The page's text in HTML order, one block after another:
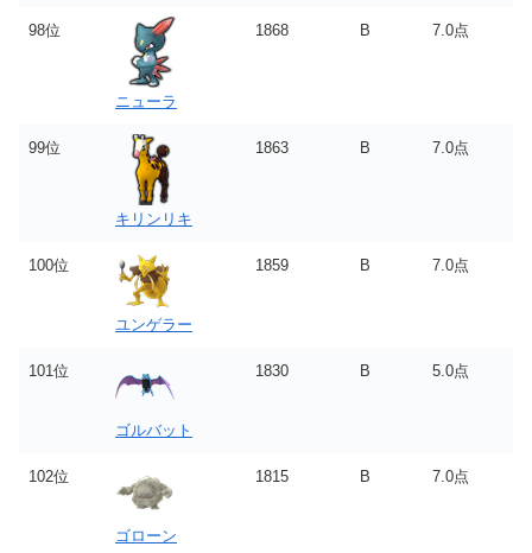
98位
ニューラ
1868 B 7.0点
99位
キリンリキ
1863 B 7.0点
100位
ユンゲラー
1859 B 7.0点
101位
ゴルバット
1830 B 5.0点
102位
ゴローン
1815 B 7.0点